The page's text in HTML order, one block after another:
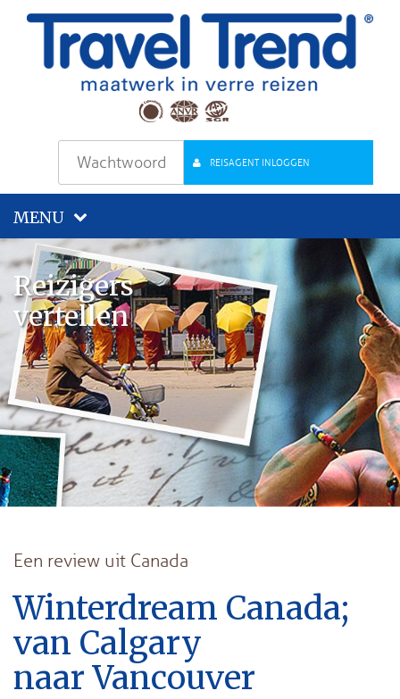
REISAGENT INLOGGEN
MENU
Reizigers
vertellen
Een review uit Canada
Winterdream Canada;
van Calgary
naar Vancouver